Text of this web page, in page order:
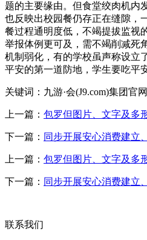
题的主要缘由。但食堂绞肉机内
也反映出校园餐仍存正在缝隙，
餐过程通明度低，不竭提拔监视
举报体例更可及，需不竭削减死
机制弱化，有的学校虽声称设立
平安的第一道防地，学生要吃平安
关键词：九游·会(J9.com)集团官网
上一篇： 包罗但图片、文字及多
下一篇： 同步开展安心消费建立
上一篇： 包罗但图片、文字及多
下一篇： 同步开展安心消费建立
联系我们